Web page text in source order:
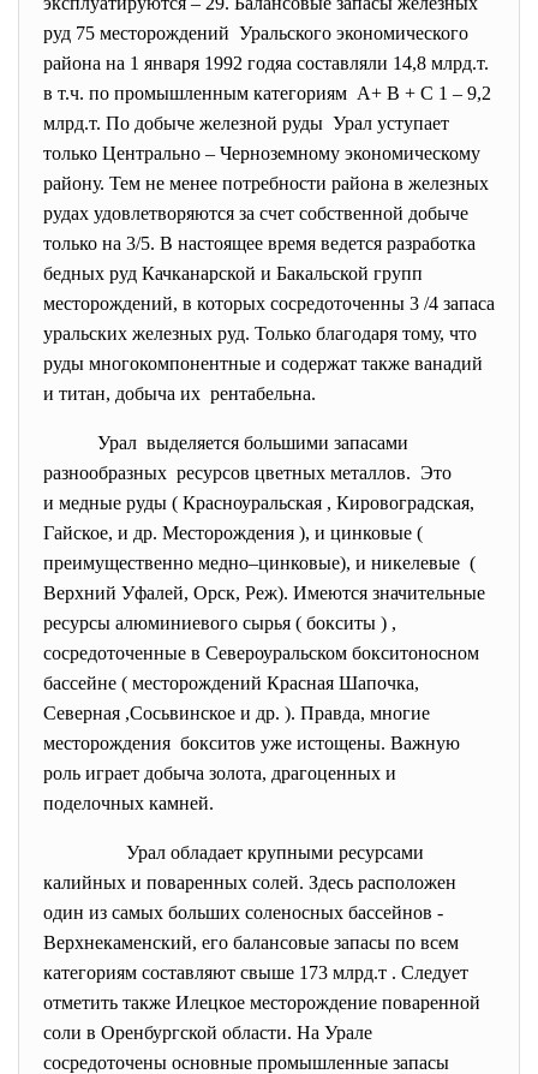
руд 75 месторождений Уральского экономического
района на 1 января 1992 годяа составляли 14,8 млрд.т.
в т.ч. по промышленным категориям А+ В + С 1 – 9,2
млрд.т. По добыче железной руды Урал уступает
только Центрально – Черноземному экономическому
району. Тем не менее потребности района в железных
рудах удовлетворяются за счет собственной добыче
только на 3/5. В настоящее время ведется разработка
бедных руд Качканарской и Бакальской групп
месторождений, в которых сосредоточенны 3 /4 запаса
уральских железных руд. Только благодаря тому, что
руды многокомпонентные и содержат также ванадий
и титан, добыча их рентабельна.
Урал выделяется большими запасами
разнообразных ресурсов цветных металлов. Это
и медные руды ( Красноуральская , Кировоградская,
Гайское, и др. Месторождения ), и цинковые (
преимущественно медно–цинковые), и никелевые (
Верхний Уфалей, Орск, Реж). Имеются значительные
ресурсы алюминиевого сырья ( бокситы ) ,
сосредоточенные в Североуральском бокситоносном
бассейне ( месторождений Красная Шапочка,
Северная ,Сосьвинское и др. ). Правда, многие
месторождения бокситов уже истощены. Важную
роль играет добыча золота, драгоценных и
поделочных камней.
Урал обладает крупными ресурсами
калийных и поваренных солей. Здесь расположен
один из самых больших соленосных бассейнов -
Верхнекаменский, его балансовые запасы по всем
категориям составляют свыше 173 млрд.т . Следует
отметить также Илецкое месторождение поваренной
соли в Оренбургской области. На Урале
сосредоточены основные промышленные запасы